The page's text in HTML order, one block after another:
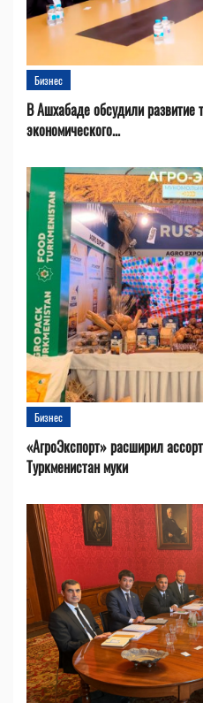
Бизнес
В Ашхабаде обсудили развитие
экономического...
Бизнес
«АгроЭкспорт» расширил
Туркменистан муки